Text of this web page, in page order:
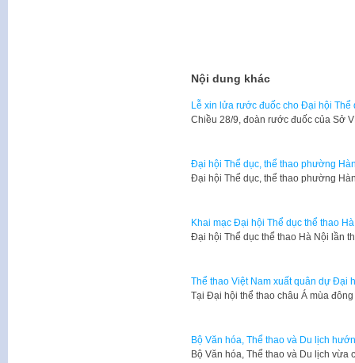
Nội dung khác
Lễ xin lửa rước đuốc cho Đại hội Thể
Chiều 28/9, đoàn rước đuốc của Sở
Đại hội Thể dục, thể thao phường
Đại hội Thể dục, thể thao phường
Khai mạc Đại hội Thể dục thể thao
​Đại hội Thể dục thể thao Hà Nội lần
Thể thao Việt Nam xuất quân dự Đại
Tại Đại hội thể thao châu Á mùa
Bộ Văn hóa, Thể thao và Du lịch
Bộ Văn hóa, Thể thao và Du lịch